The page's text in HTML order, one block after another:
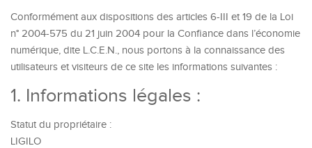
Conformément aux dispositions des articles 6-III et 19 de la Loi
n° 2004-575 du 21 juin 2004 pour la Confiance dans l’économie
numérique, dite L.C.E.N., nous portons à la connaissance des
utilisateurs et visiteurs de ce site les informations suivantes :
1. Informations légales :
Statut du propriétaire :
LIGILO